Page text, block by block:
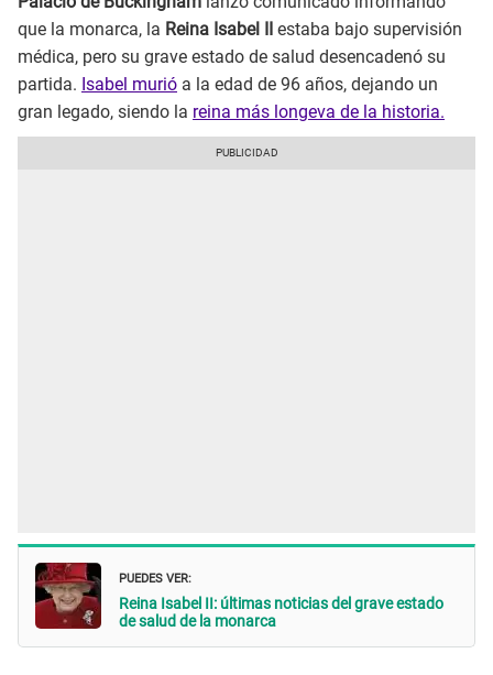
que la monarca, la Reina Isabel II estaba bajo supervisión
médica, pero su grave estado de salud desencadenó su
partida. Isabel murió a la edad de 96 años, dejando un
gran legado, siendo la reina más longeva de la historia.
PUEDES VER:
Reina Isabel II: últimas noticias del grave estado
de salud de la monarca